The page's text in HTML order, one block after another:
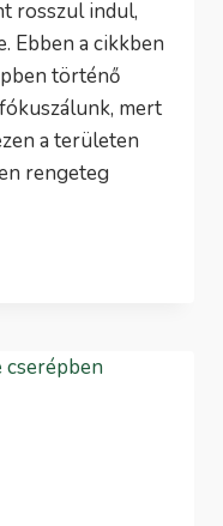
rosszul indul,
Ebben a cikkben
történő
mert
a területen
rengeteg